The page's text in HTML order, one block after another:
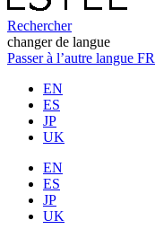
Rechercher
changer de langue
Passer à l’autre langue FR
EN
ES
JP
UK
EN
ES
JP
UK